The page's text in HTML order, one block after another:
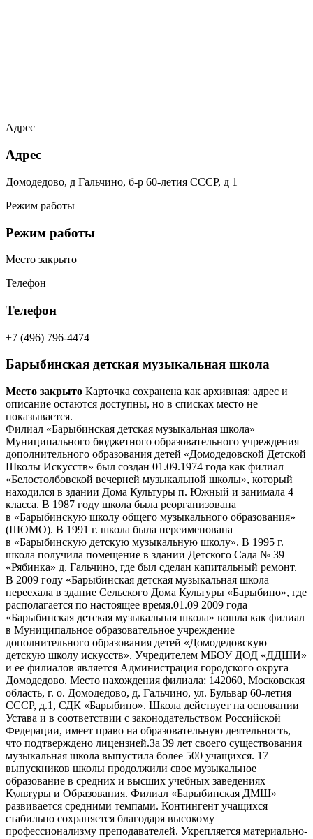
Адрес
Адрес
Домодедово, д Гальчино, б-р 60-летия СССР, д 1
Режим работы
Режим работы
Место закрыто
Телефон
Телефон
+7 (496) 796-4474
Барыбинская детская музыкальная школа
Место закрыто Карточка сохранена как архивная: адрес и
описание остаются доступны, но в списках место не
показывается.
Филиал «Барыбинская детская музыкальная школа»
Муниципального бюджетного образовательного учреждения
дополнительного образования детей «Домодедовской Детской
Школы Искусств» был создан 01.09.1974 года как филиал
«Белостолбовской вечерней музыкальной школы», который
находился в здании Дома Культуры п. Южный и занимала 4
класса. В 1987 году школа была реорганизована
в «Барыбинскую школу общего музыкального образования»
(ШОМО). В 1991 г. школа была переименована
в «Барыбинскую детскую музыкальную школу». В 1995 г.
школа получила помещение в здании Детского Сада № 39
«Рябинка» д. Гальчино, где был сделан капитальный ремонт.
В 2009 году «Барыбинская детская музыкальная школа
переехала в здание Сельского Дома Культуры «Барыбино», где
располагается по настоящее время.01.09 2009 года
«Барыбинская детская музыкальная школа» вошла как филиал
в Муниципальное образовательное учреждение
дополнительного образования детей «Домодедовскую
детскую школу искусств». Учредителем МБОУ ДОД «ДДШИ»
и ее филиалов является Администрация городского округа
Домодедово. Место нахождения филиала: 142060, Московская
область, г. о. Домодедово, д. Гальчино, ул. Бульвар 60-летия
СССР, д.1, СДК «Барыбино». Школа действует на основании
Устава и в соответствии с законодательством Российской
Федерации, имеет право на образовательную деятельность,
что подтверждено лицензией.За 39 лет своего существования
музыкальная школа выпустила более 500 учащихся. 17
выпускников школы продолжили свое музыкальное
образование в средних и высших учебных заведениях
Культуры и Образования. Филиал «Барыбинская ДМШ»
развивается средними темпами. Контингент учащихся
стабильно сохраняется благодаря высокому
профессионализму преподавателей. Укрепляется материально-